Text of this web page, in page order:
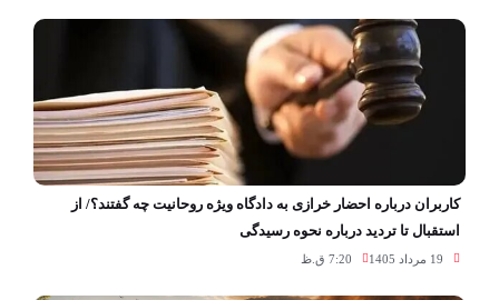
کاربران درباره احضار خرازی به دادگاه ویژه روحانیت چه گفتند؟/ از
استقبال تا تردید درباره نحوه رسیدگی
19 مرداد 1405 7:20 ق.ظ